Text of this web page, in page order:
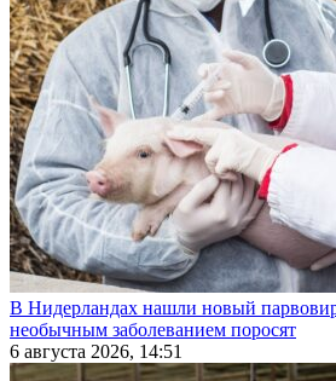
В Нидерландах нашли новый
необычным заболеванием поросят
6 августа 2026, 14:51